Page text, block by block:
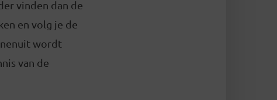
vinden dan de
en volg je de
wordt
van de